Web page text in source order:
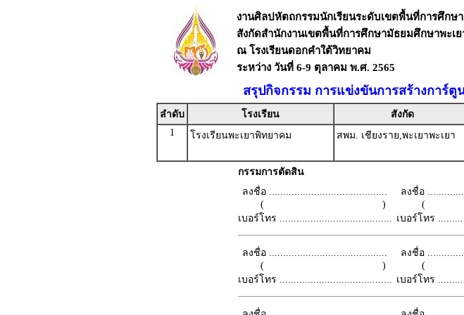
งานศิลปหัตถกรรมนักเรียนระดับเขตพื้นที่การศึกษ
สังกัดสำนักงานเขตพื้นที่การศึกษามัธยมศึกษาพะเ
ณ โรงเรียนดอกคำใต้วิทยาคม
ระหว่าง วันที่ 6-9 ตุลาคม พ.ศ. 2565
สรุปกิจกรรม การแข่งขันการสร้างการ์ตู
ลำดับ โรงเรียน สังกัด
1
โรงเรียนพะเยาพิทยาคม สพม. เชียงราย,พะเยาพะเยา
กรรมการตัดสิน
ลงชื่อ ..........................................
( )
เบอร์โทร ........................................
ลงชื่อ
(
เบอร์โทร
ลงชื่อ ..........................................
( )
เบอร์โทร ........................................
ลงชื่อ
(
เบอร์โทร